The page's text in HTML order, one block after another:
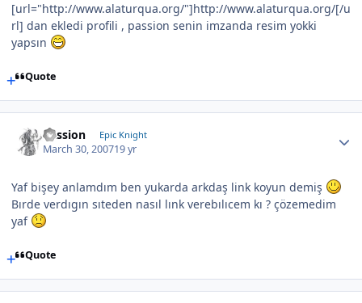
[url="http://www.alaturqua.org/"]http://www.alaturqua.org/[/u
rl] dan ekledi profili , passion senin imzanda resim yokki
yapsın
Quote
Passion Epic Knight
March 30, 200719 yr
Yaf bişey anlamdım ben yukarda arkdaş link koyun demiş
Bırde verdıgın sıteden nasıl lınk verebılıcem kı ? çözemedim
yaf
Quote